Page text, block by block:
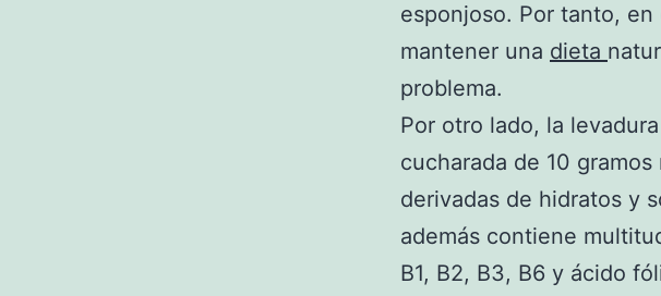
esponjoso. Por tanto,
mantener una dieta
problema.
Por otro lado, la
cucharada de 10
derivadas de hidratos y
además contiene
B1, B2, B3, B6 y ácido